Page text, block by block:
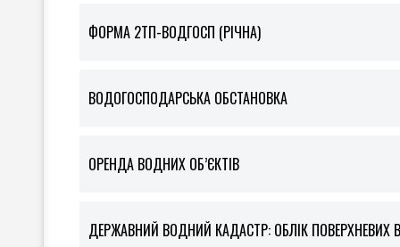
ФOРМА 2ТП-ВОДГОСП (РІЧНА)
ВОДОГОСПОДАРСЬКА ОБСТАНОВКА
ОРЕНДА ВОДНИХ ОБ’ЄКТІВ
ДЕРЖАВНИЙ ВОДНИЙ КАДАСТР: ОБЛІК ПОВЕРХНЕВИХ